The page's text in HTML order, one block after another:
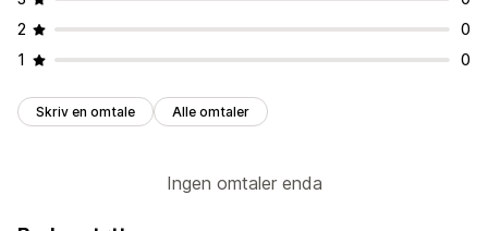
2
0
1
0
Skriv en omtale Alle omtaler
Ingen omtaler enda